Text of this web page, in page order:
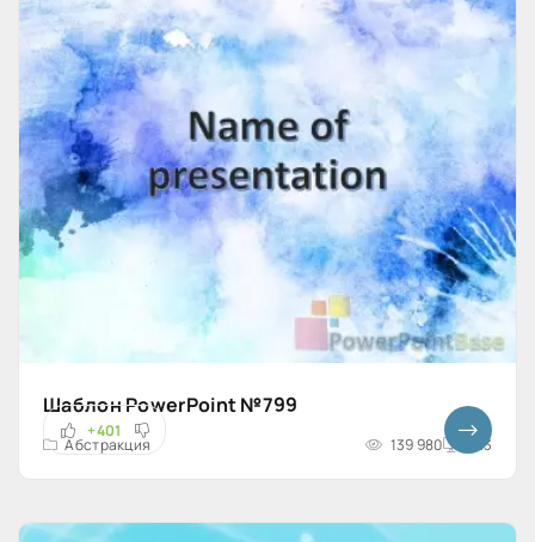
Шаблон PowerPoint №799
Абстракция 139 980 4x3
+401